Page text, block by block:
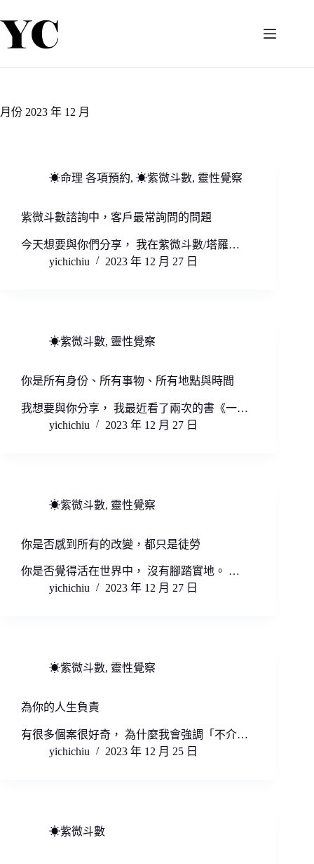
至
月份 2023 年 12 月
☀命理 各項預約, ☀紫微斗數, 靈性覺察
紫微斗數諮詢中，客戶最常詢問的問題
今天想要與你們分享， 我在紫微斗數/塔羅…
yichichiu
2023 年 12 月 27 日
☀紫微斗數, 靈性覺察
你是所有身份、所有事物、所有地點與時間
我想要與你分享， 我最近看了兩次的書《一…
yichichiu
2023 年 12 月 27 日
☀紫微斗數, 靈性覺察
你是否感到所有的改變，都只是徒勞
你是否覺得活在世界中， 沒有腳踏實地。 ​…
yichichiu
2023 年 12 月 27 日
☀紫微斗數, 靈性覺察
為你的人生負責
有很多個案很好奇， 為什麼我會強調「不介…
yichichiu
2023 年 12 月 25 日
☀紫微斗數